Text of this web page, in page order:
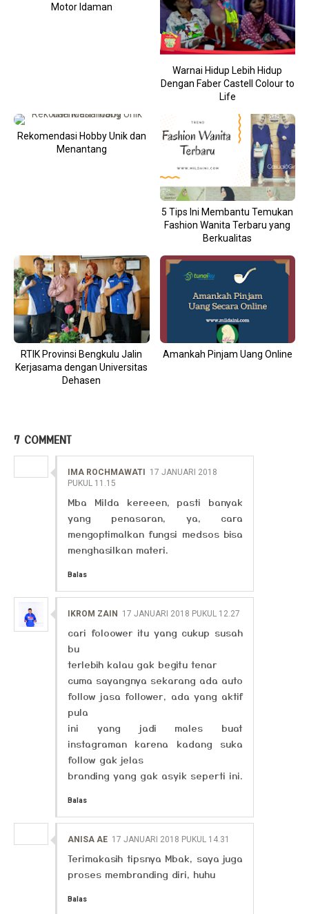
Motor Idaman
Warnai Hidup Lebih Hidup
Dengan Faber Castell Colour to
Life
Rekomendasi Hobby Unik dan
Menantang
5 Tips Ini Membantu Temukan
Fashion Wanita Terbaru yang
Berkualitas
RTIK Provinsi Bengkulu Jalin
Kerjasama dengan Universitas
Dehasen
Amankah Pinjam Uang Online
7 COMMENT
IMA ROCHMAWATI 17 JANUARI 2018
PUKUL 11.15
Mba Milda kereeen, pasti banyak
yang penasaran, ya, cara
mengoptimalkan fungsi medsos bisa
menghasilkan materi.
Balas
IKROM ZAIN 17 JANUARI 2018 PUKUL 12.27
cari foloower itu yang cukup susah
bu
terlebih kalau gak begitu tenar
cuma sayangnya sekarang ada auto
follow jasa follower, ada yang aktif
pula
ini yang jadi males buat
instagraman karena kadang suka
follow gak jelas
branding yang gak asyik seperti ini.
Balas
ANISA AE 17 JANUARI 2018 PUKUL 14.31
Terimakasih tipsnya Mbak, saya juga
proses membranding diri, huhu
Balas